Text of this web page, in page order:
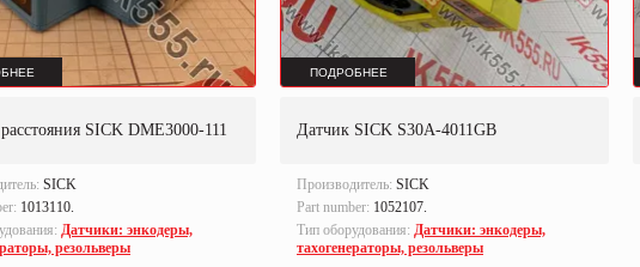
SICK DME3000-111
SICK
1013110.
Датчики: энкодеры,
резольверы
ПОДРОБНЕЕ
Датчик SICK S30A-4011GB
Производитель: SICK
Part number: 1052107.
Тип оборудования: Датчики: энкодеры,
тахогенераторы, резольверы